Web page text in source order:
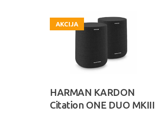
AKCIJA
HARMAN KARDON
Citation ONE DUO MKIII